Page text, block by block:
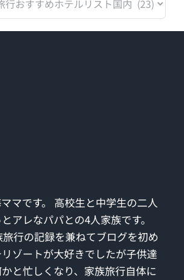
マです。 高校生と中学生の二人
アレなパパとの4人家族です。
行の記録を兼ねてブログを初め
ゾートが大好きでしたが子供達
と忙しくなり、家族旅行自体に